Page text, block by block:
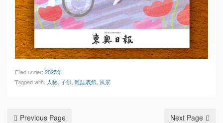
Filed under: 2025年
Tagged with: 人物 子供 雑誌表紙 風景
Previous Page Next Page